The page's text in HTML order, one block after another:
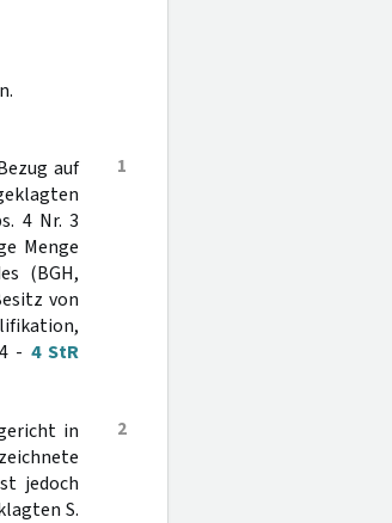
1
auf
4 Nr. 3
Menge
(BGH,
von
- 4 StR
2
in
jedoch
S.